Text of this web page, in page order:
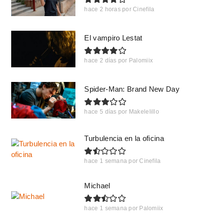
hace 2 horas por Cinefila
El vampiro Lestat
hace 2 días por Palomiix
Spider-Man: Brand New Day
hace 5 días por Makelelillo
Turbulencia en la oficina
hace 1 semana por Cinefila
Michael
hace 1 semana por Palomiix